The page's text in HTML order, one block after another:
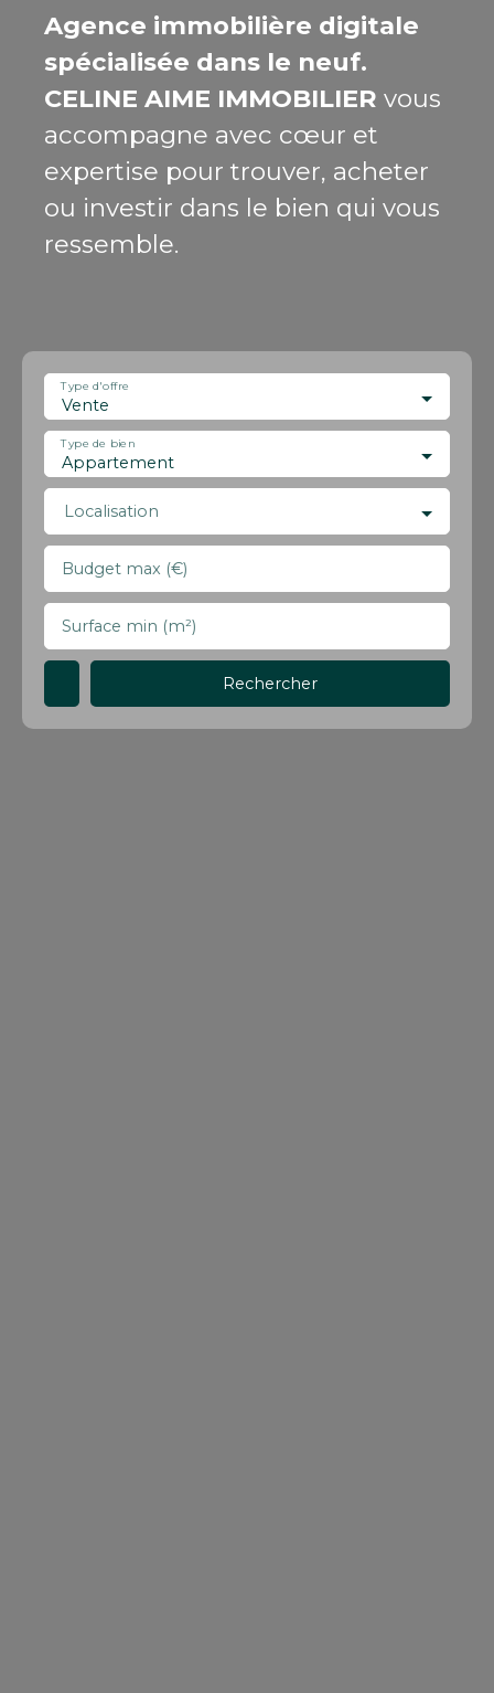
Agence immobilière digitale
spécialisée dans le neuf.
CELINE AIME IMMOBILIER vous
accompagne avec cœur et
expertise pour trouver, acheter
ou investir dans le bien qui vous
ressemble.
Vente
Type d'offre
Appartement
Type de bien
Localisation
Budget max (€)
Surface min (m²)
Rechercher